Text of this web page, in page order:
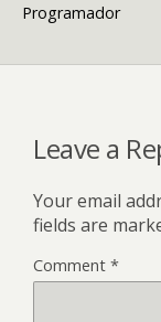
Programador
Leave a
Your email
fields are
Comment *